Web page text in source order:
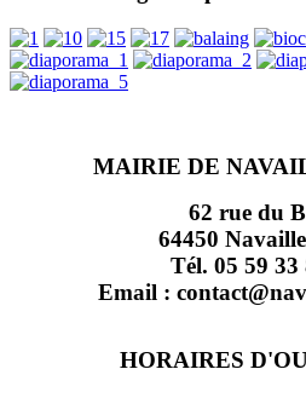
MAIRIE DE
62 rue du
64450
Tél. 05 59 33
Email :
HORAIRES